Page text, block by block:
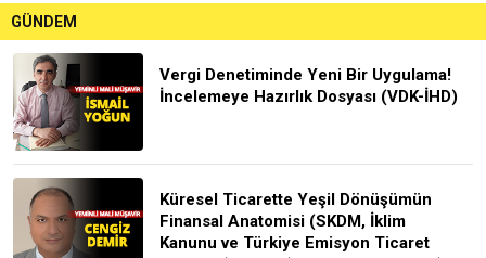
GÜNDEM
Vergi Denetiminde Yeni Bir Uygulama!
İncelemeye Hazırlık Dosyası (VDK-İHD)
Küresel Ticarette Yeşil Dönüşümün
Finansal Anatomisi (SKDM, İklim
Kanunu ve Türkiye Emisyon Ticaret